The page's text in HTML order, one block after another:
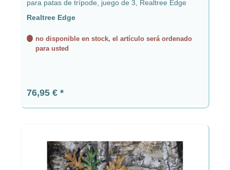
para patas de trípode, juego de 3, Realtree Edge
Realtree Edge
no disponible en stock, el artículo será ordenado
para usted
Precio normal:
76,95 €